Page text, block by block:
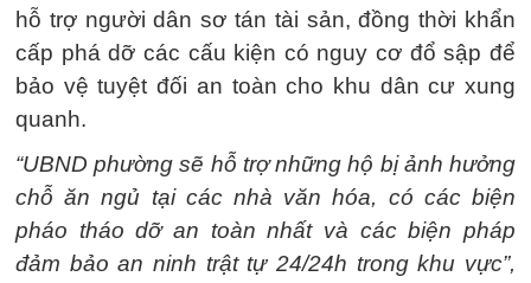
hỗ trợ người dân sơ tán tài sản, đồng thời khẩn
cấp phá dỡ các cấu kiện có nguy cơ đổ sập để
bảo vệ tuyệt đối an toàn cho khu dân cư xung
quanh.
“UBND phường sẽ hỗ trợ những hộ bị ảnh hưởng
chỗ ăn ngủ tại các nhà văn hóa, có các biện
pháo tháo dỡ an toàn nhất và các biện pháp
đảm bảo an ninh trật tự 24/24h trong khu vực”,